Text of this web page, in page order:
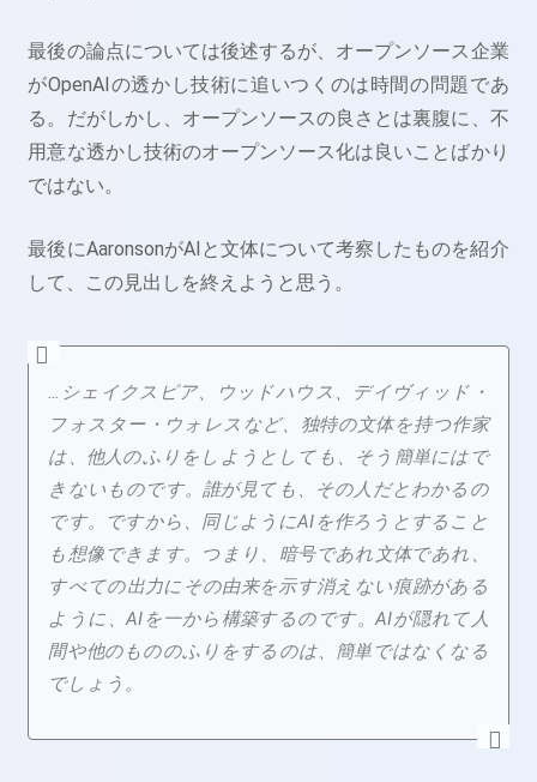
最後の論点については後述するが、オープンソース企業
がOpenAIの透かし技術に追いつくのは時間の問題であ
る。だがしかし、オープンソースの良さとは裏腹に、不
用意な透かし技術のオープンソース化は良いことばかり
ではない。
最後にAaronsonがAIと文体について考察したものを紹介
して、この見出しを終えようと思う。
…シェイクスピア、ウッドハウス、デイヴィッド・
フォスター・ウォレスなど、独特の文体を持つ作家
は、他人のふりをしようとしても、そう簡単にはで
きないものです。誰が見ても、その人だとわかるの
です。ですから、同じようにAIを作ろうとすること
も想像できます。つまり、暗号であれ文体であれ、
すべての出力にその由来を示す消えない痕跡がある
ように、AIを一から構築するのです。AIが隠れて人
間や他のもののふりをするのは、簡単ではなくなる
でしょう。